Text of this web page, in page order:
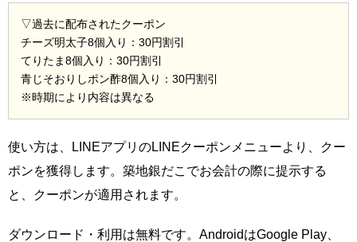
▽過去に配布されたクーポン
チーズ明太子8個入り：30円割引
てりたま8個入り：30円割引
青じそおりしポン酢8個入り：30円割引
※時期により内容は異なる
使い方は、LINEアプリのLINEクーポンメニューより、クー
ポンを獲得します。築地銀だこでお会計の際に提示する
と、クーポンが適用されます。
ダウンロード・利用は無料です。AndroidはGoogle Play、